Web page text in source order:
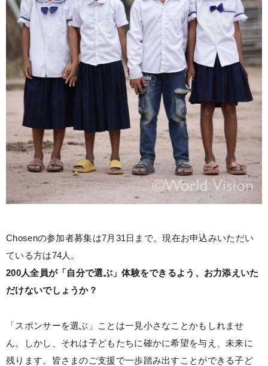
Chosenの参加者募集は7月31日まで。現在お申込みいただい
ている方は74人。
200人全員が「自分で選ぶ」体験をできるよう、お力添えいた
だけないでしょうか？
「スポンサーを選ぶ」ことは一見小さなことかもしれませ
ん。しかし、それは子どもたちに確かに希望を与え、未来に
残ります。皆さまのご支援で一歩踏み出すことができる子ど